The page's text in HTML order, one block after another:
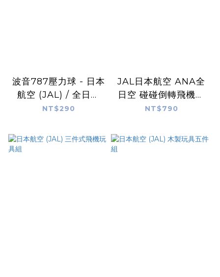
波音787壓力球 - 日本
航空 (JAL) / 全日空
(ANA)
NT$290
JAL日本航空 ANA全
日空 碰碰倒轉飛機玩
具
NT$790